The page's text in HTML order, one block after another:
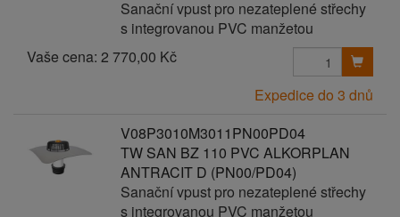
Sanační vpust pro nezateplené střechy
s integrovanou PVC manžetou
Vaše cena: 2 770,00 Kč
Expedice do 3 dnů
V08P3010M3011PN00PD04
TW SAN BZ 110 PVC ALKORPLAN
ANTRACIT D (PN00/PD04)
Sanační vpust pro nezateplené střechy
s integrovanou PVC manžetou